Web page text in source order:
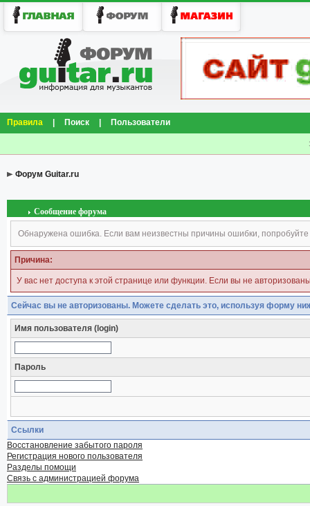
Правила Поиск Пользователи
Форум Guitar.ru
Сообщение форума
Обнаружена ошибка. Если вам неизвестны причины ошибки, попробуйте
Причина:
У вас нет доступа к этой странице или функции. Если вы не
Сейчас вы не авторизованы. Можете сделать это, используя форму
Имя пользователя (login)
Пароль
Ссылки
Восстановление забытого пароля
Регистрация нового пользователя
Разделы помощи
Связь с администрацией форума